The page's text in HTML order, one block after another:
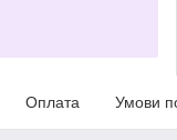
Оплата Умови